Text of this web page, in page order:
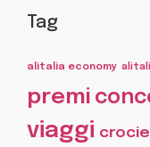
Tag
alitalia economy
premi
viaggi